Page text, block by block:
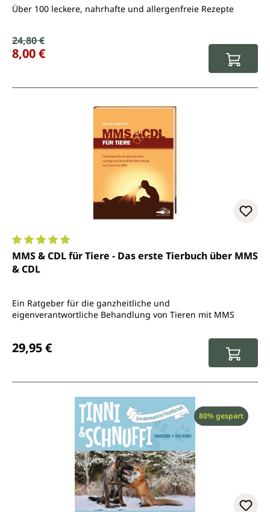
Über 100 leckere, nahrhafte und allergenfreie Rezepte
Verkaufspreis:
Regulärer Preis:
24,80 €
8,00 €
Durchschnittliche Bewertung von 5 von 5 Sternen
MMS & CDL für Tiere - Das erste Tierbuch über MMS
& CDL
Ein Ratgeber für die ganzheitliche und
eigenverantwortliche Behandlung von Tieren mit MMS
29,95 €
Rabatt
80% gespart